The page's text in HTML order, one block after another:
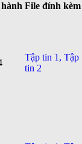
File đính kèm
Tập tin 1, Tập
tin 2